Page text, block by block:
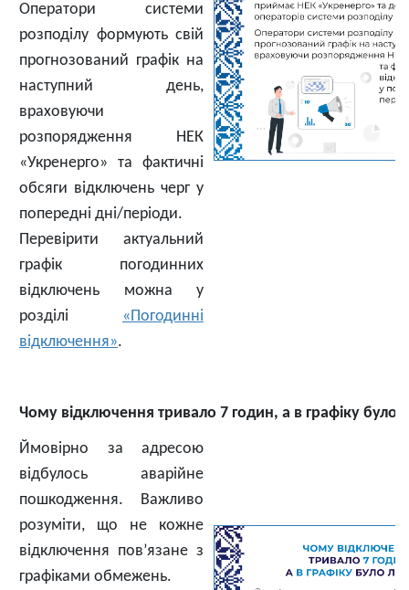
Оператори системи
розподілу формують свій
прогнозований графік на
наступний день,
враховуючи
розпорядження НЕК
«Укренерго» та фактичні
обсяги відключень черг у
попередні дні/періоди.
Перевірити актуальний
графік погодинних
відключень можна у
розділі
«Погодинні
відключення».
Чому відключення тривало 7 годин, а в графіку було
Ймовірно за адресою
відбулось аварійне
пошкодження. Важливо
розуміти, що не кожне
відключення пов’язане з
графіками обмежень.